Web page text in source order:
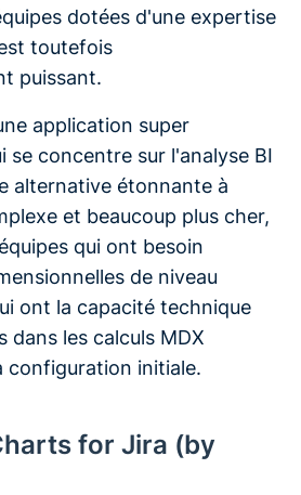
dotées d'une expertise
toutefois
puissant.
application super
se concentre sur l'analyse BI
alternative étonnante à
et beaucoup plus cher,
qui ont besoin
de niveau
ont la capacité technique
dans les calculs MDX
configuration initiale.
for Jira (by